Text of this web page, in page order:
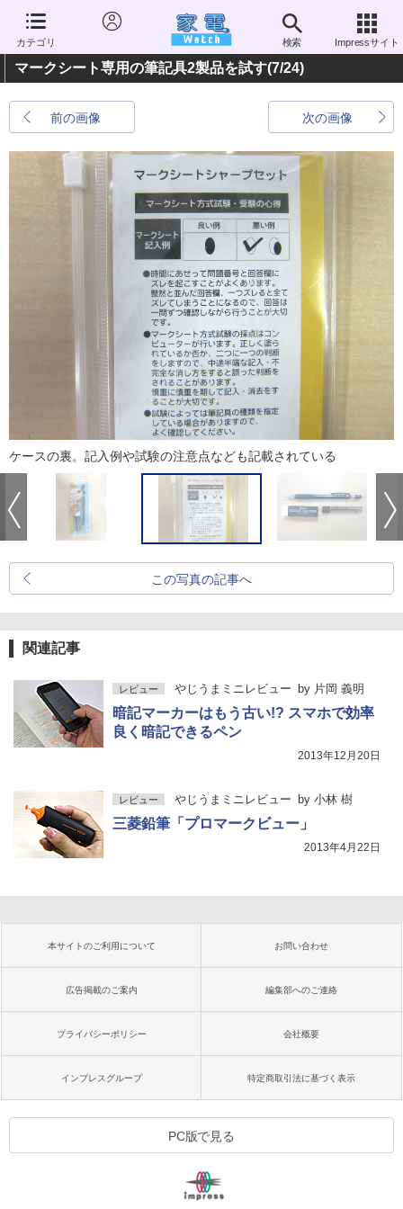
カテゴリ 検索 Impressサイト
マークシート専用の筆記具2製品を試す(7/24)
前の画像 次の画像
ケースの裏。記入例や試験の注意点なども記載されている
この写真の記事へ
関連記事
レビュー やじうまミニレビュー by 片岡 義明
暗記マーカーはもう古い!? スマホで効率
良く暗記できるペン
2013年12月20日
レビュー やじうまミニレビュー by 小林 樹
三菱鉛筆「プロマークビュー」
2013年4月22日
本サイトのご利用について お問い合わせ
広告掲載のご案内 編集部へのご連絡
プライバシーポリシー 会社概要
インプレスグループ 特定商取引法に基づく表示
PC版で見る